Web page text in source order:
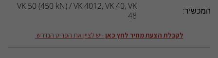
המכשיר:
VK 50 (450 kN) / VK 4012, VK 40, VK
48
לקבלת הצעת מחיר לחץ כאן-יש לציין את הפריט הנדרש